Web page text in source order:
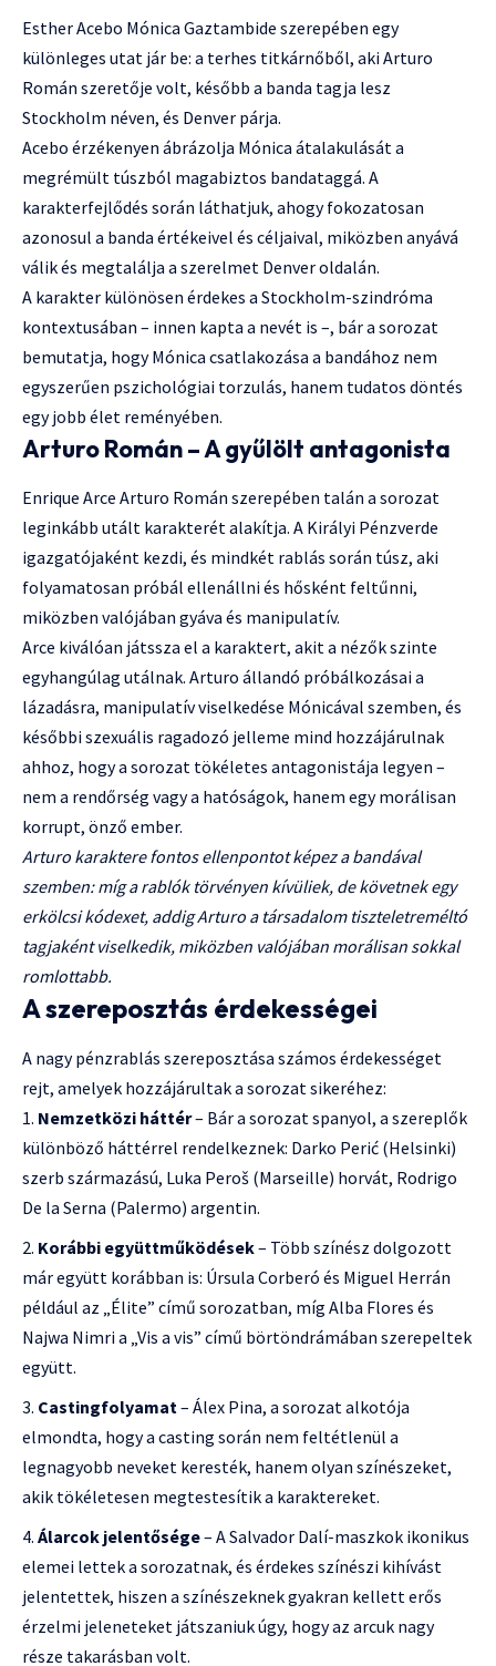
Esther Acebo Mónica Gaztambide szerepében egy
különleges utat jár be: a terhes titkárnőből, aki Arturo
Román szeretője volt, később a banda tagja lesz
Stockholm néven, és Denver párja.
Acebo érzékenyen ábrázolja Mónica átalakulását a
megrémült túszból magabiztos bandataggá. A
karakterfejlődés során láthatjuk, ahogy fokozatosan
azonosul a banda értékeivel és céljaival, miközben anyává
válik és megtalálja a szerelmet Denver oldalán.
A karakter különösen érdekes a Stockholm-szindróma
kontextusában – innen kapta a nevét is –, bár a sorozat
bemutatja, hogy Mónica csatlakozása a bandához nem
egyszerűen pszichológiai torzulás, hanem tudatos döntés
egy jobb élet reményében.
Arturo Román – A gyűlölt antagonista
Enrique Arce Arturo Román szerepében talán a sorozat
leginkább utált karakterét alakítja. A Királyi Pénzverde
igazgatójaként kezdi, és mindkét rablás során túsz, aki
folyamatosan próbál ellenállni és hősként feltűnni,
miközben valójában gyáva és manipulatív.
Arce kiválóan játssza el a karaktert, akit a nézők szinte
egyhangúlag utálnak. Arturo állandó próbálkozásai a
lázadásra, manipulatív viselkedése Mónicával szemben, és
későbbi szexuális ragadozó jelleme mind hozzájárulnak
ahhoz, hogy a sorozat tökéletes antagonistája legyen –
nem a rendőrség vagy a hatóságok, hanem egy morálisan
korrupt, önző ember.
Arturo karaktere fontos ellenpontot képez a bandával
szemben: míg a rablók törvényen kívüliek, de követnek egy
erkölcsi kódexet, addig Arturo a társadalom tiszteletreméltó
tagjaként viselkedik, miközben valójában morálisan sokkal
romlottabb.
A szereposztás érdekességei
A nagy pénzrablás szereposztása számos érdekességet
rejt, amelyek hozzájárultak a sorozat sikeréhez:
Nemzetközi háttér– Bár a sorozat spanyol, a szereplők
különböző háttérrel rendelkeznek: Darko Perić (Helsinki)
szerb származású, Luka Peroš (Marseille) horvát, Rodrigo
De la Serna (Palermo) argentin.
Korábbi együttműködések– Több színész dolgozott
már együtt korábban is: Úrsula Corberó és Miguel Herrán
például az „Élite” című sorozatban, míg Alba Flores és
Najwa Nimri a „Vis a vis” című börtöndrámában szerepeltek
együtt.
Castingfolyamat– Álex Pina, a sorozat alkotója
elmondta, hogy a casting során nem feltétlenül a
legnagyobb neveket keresték, hanem olyan színészeket,
akik tökéletesen megtestesítik a karaktereket.
Álarcok jelentősége– A Salvador Dalí-maszkok ikonikus
elemei lettek a sorozatnak, és érdekes színészi kihívást
jelentettek, hiszen a színészeknek gyakran kellett erős
érzelmi jeleneteket játszaniuk úgy, hogy az arcuk nagy
része takarásban volt.